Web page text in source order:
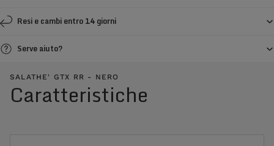
Resi e cambi entro 14 giorni
Serve aiuto?
SALATHE' GTX RR - NERO
Caratteristiche